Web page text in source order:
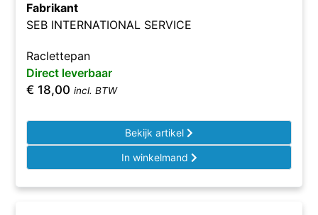
Fabrikant
SEB INTERNATIONAL SERVICE
Raclettepan
Direct leverbaar
€ 18,00 incl. BTW
Bekijk artikel
In winkelmand